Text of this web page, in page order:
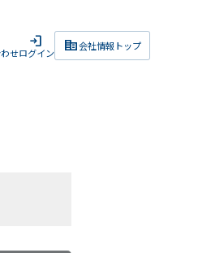
corporate_fare会社情報トップ
せ
login
ログイン